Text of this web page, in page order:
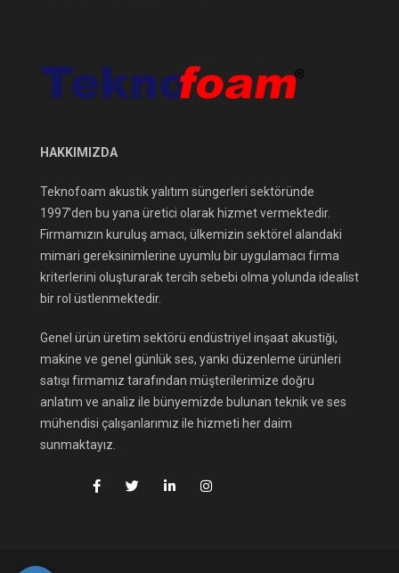
HAKKIMIZDA
Teknofoam akustik yalıtım süngerleri sektöründe
1997’den bu yana üretici olarak hizmet vermektedir.
Firmamızın kuruluş amacı, ülkemizin sektörel alandaki
mimari gereksinimlerine uyumlu bir uygulamacı firma
kriterlerini oluşturarak tercih sebebi olma yolunda idealist
bir rol üstlenmektedir.
Genel ürün üretim sektörü endüstriyel inşaat akustiği,
makine ve genel günlük ses, yankı düzenleme ürünleri
satışı firmamız tarafından müşterilerimize doğru
anlatım ve analiz ile bünyemizde bulunan teknik ve ses
mühendisi çalışanlarımız ile hizmeti her daim
sunmaktayız.